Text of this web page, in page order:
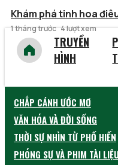
Khám phá tinh hoa
1 tháng trước 4 lượt xem
TRUYỀN
HÌNH
CHẮP CÁNH ƯỚC MƠ
VĂN HÓA VÀ ĐỜI SỐNG
THỜI SỰ NHÌN TỪ PHỐ HIẾN
PHÓNG SỰ VÀ PHIM TÀI LIỆU